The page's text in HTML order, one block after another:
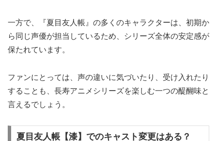
一方で、『夏目友人帳』の多くのキャラクターは、初期か
ら同じ声優が担当しているため、シリーズ全体の安定感が
保たれています。
ファンにとっては、声の違いに気づいたり、受け入れたり
することも、長寿アニメシリーズを楽しむ一つの醍醐味と
言えるでしょう。
夏目友人帳【漆】でのキャスト変更はある？